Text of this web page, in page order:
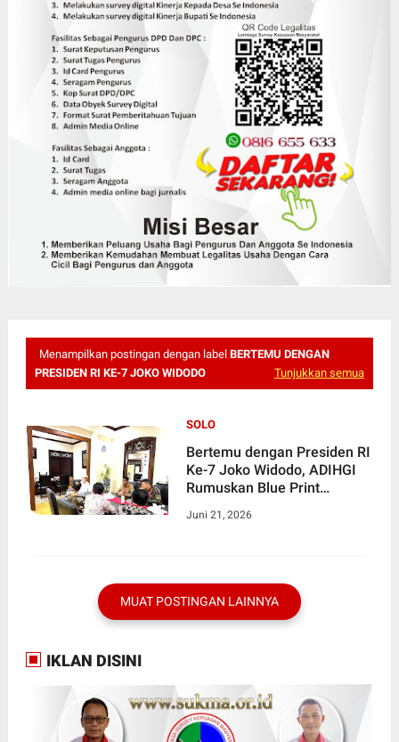
Menampilkan postingan dengan label BERTEMU DENGAN
PRESIDEN RI KE-7 JOKO WIDODO
Tunjukkan semua
SOLO
Bertemu dengan Presiden RI
Ke-7 Joko Widodo, ADIHGI
Rumuskan Blue Print
Juni 21, 2026
MUAT POSTINGAN LAINNYA
IKLAN DISINI